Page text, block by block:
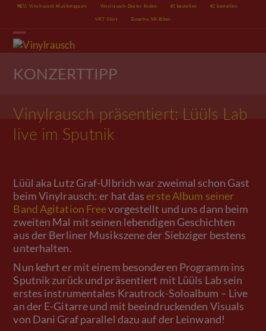
Skip
content
NEU: Vinylrausch Musikmagazin Vinylrausch-Dealer finden #1 bestellen #2 bestellen
VR T-Shirt Einzelne VR-Alben
Open
mobile
menu
Close
mobile
menu
KONZERTTIPP
Vinylrausch präsentiert: Lüüls Lab
live im Sputnik
Lüül aka Lutz Graf-Ulbrich war zweimal schon Gast
beim Vinylrausch: er hat daserste Album seiner
Band Agitation Freevorgestellt und uns dann beim
zweiten Mal mit seinen lebendigen Geschichten
aus der Berliner Musikszene der Siebziger bestens
unterhalten.
Nun kehrt er mit einem besonderen Programm ins
Sputnik zurück und präsentiert mit Lüüls Lab sein
erstes instrumentales Krautrock-Soloalbum – Live
an der E-Gitarre und mit beeindruckenden Visuals
von Dani Graf parallel dazu auf der Leinwand!